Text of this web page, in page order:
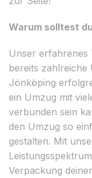
Warum solltest
Unser erfahrenes
bereits zahlreiche
Jönköping
ein Umzug mit
verbunden sein
den Umzug so
gestalten. Mit
Verpackung